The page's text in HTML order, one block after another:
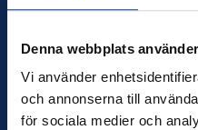
Denna webbplats
Vi använder
och annonserna till
för sociala medier och
Tel. växel: 0640-174 00
E-post:info@wangen.se